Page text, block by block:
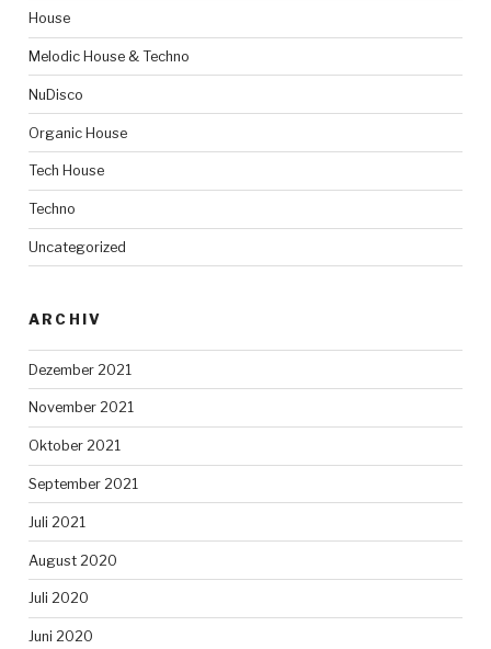
House
Melodic House & Techno
NuDisco
Organic House
Tech House
Techno
Uncategorized
ARCHIV
Dezember 2021
November 2021
Oktober 2021
September 2021
Juli 2021
August 2020
Juli 2020
Juni 2020